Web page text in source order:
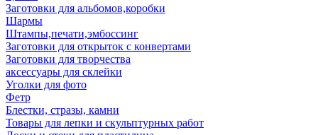
Заготовки для альбомов,коробки
Шармы
Штампы,печати,эмбоссинг
Заготовки для открыток с конвертами
Заготовки для творчества
аксессуары для склейки
Уголки для фото
Фетр
Блестки, стразы, камни
Товары для лепки и скульптурных работ